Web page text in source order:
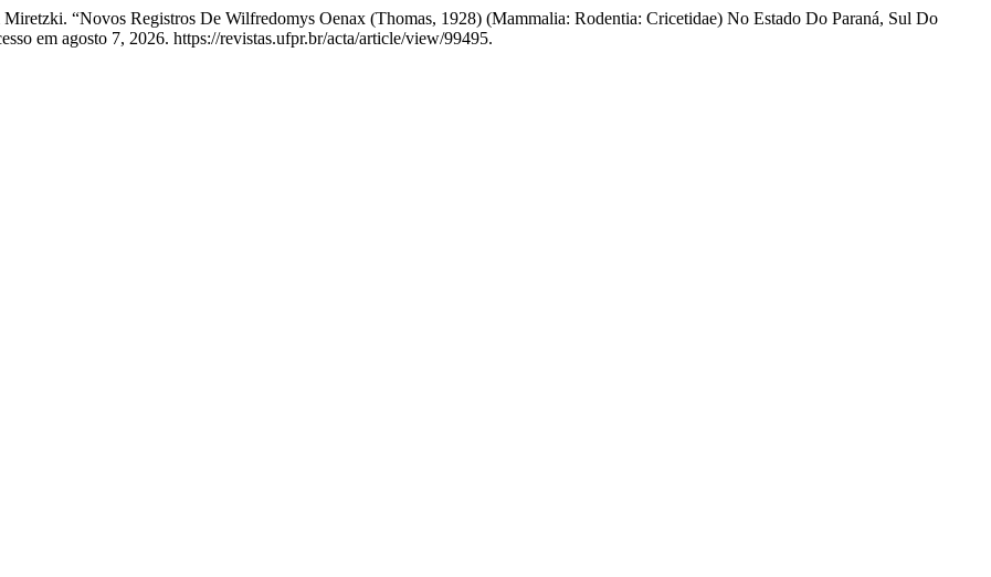
“Novos Registros De Wilfredomys Oenax (Thomas, 1928) (Mammalia: Rodentia: Cricetidae) No Estado Do Paraná, Sul Do
em agosto 7, 2026. https://revistas.ufpr.br/acta/article/view/99495.